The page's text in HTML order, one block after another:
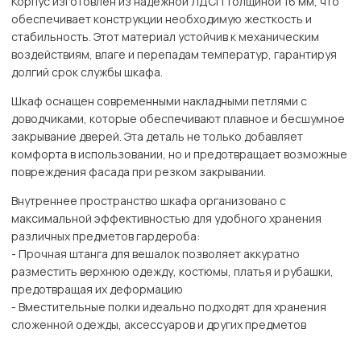
обеспечивает конструкции необходимую жесткость и
стабильность. Этот материал устойчив к механическим
воздействиям, влаге и перепадам температур, гарантируя
долгий срок службы шкафа.
Шкаф оснащен современными накладными петлями с
доводчиками, которые обеспечивают плавное и бесшумное
закрывание дверей. Эта деталь не только добавляет
комфорта в использовании, но и предотвращает возможные
повреждения фасада при резком закрывании.
Внутреннее пространство шкафа организовано с
максимальной эффективностью для удобного хранения
различных предметов гардероба:
- Прочная штанга для вешалок позволяет аккуратно
разместить верхнюю одежду, костюмы, платья и рубашки,
предотвращая их деформацию
- Вместительные полки идеально подходят для хранения
сложенной одежды, аксессуаров и других предметов